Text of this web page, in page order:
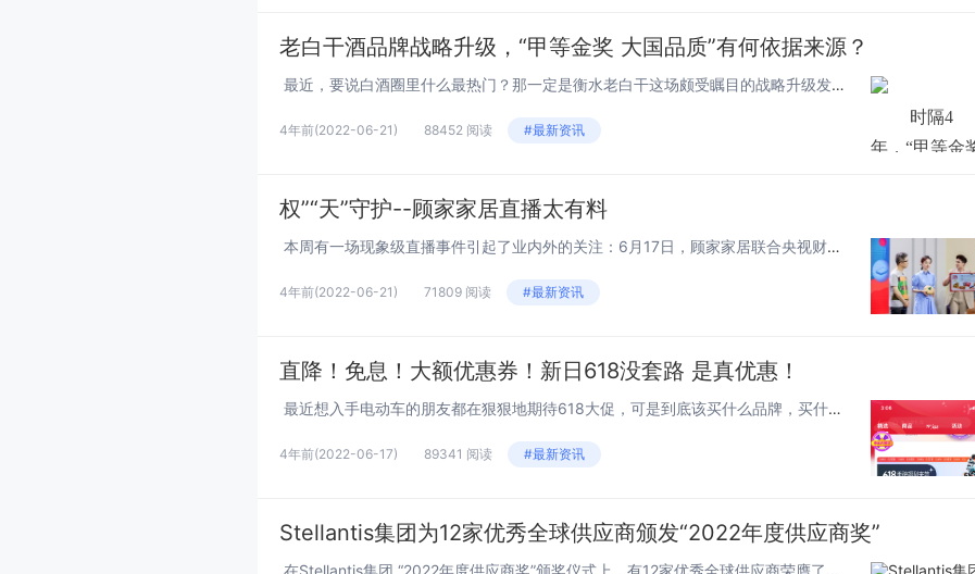
老白干酒品牌战略升级，“甲等金奖 大国品质”有何依据来源？
最近，要说白酒圈里什么最热门？那一定是衡水老白干这场颇受瞩目的战略升级发布会。 6月11日，高端白酒品牌衡水老白干在河北省会石家庄举办了一场极为隆重的“甲等金奖 大国品质”的品牌战略升级发布会。发布会现...
4年前(2022-06-21) 88452 阅读 #最新资讯
时隔4
年，“甲等金
老白干在
发布“喝老白
不上头”品牌
不上头、更
的白酒，而“甲
等金奖 大国
权”“天”守护--顾家家居直播太有料
本周有一场现象级直播事件引起了业内外的关注：6月17日，顾家家居联合央视财经开启了一场“颜选顾家，健康智造”的直播活动。播期间朱广权依旧妙语连珠、段子不断，在收获1863.5万超高的全网观看人数同时，更实现了近18000个订单转...
4年前(2022-06-21) 71809 阅读 #最新资讯
直降！免息！大额优惠券！新日618没套路 是真优惠！
最近想入手电动车的朋友都在狠狠地期待618大促，可是到底该买什么品牌，买什么款式的车型，怎么买会更划算……与其各种纠结，不如看看新日电动车，丰富的车型车款任意选择，购车直降、大额优惠券、分期免息、豪华礼赠，更是让你的购物体验疯狂...
4年前(2022-06-17) 89341 阅读 #最新资讯
Stellantis集团为12家优秀全球供应商颁发“2022年度供应商奖”
在Stellantis集团 “2022年度供应商奖”颁奖仪式上，有12家优秀全球供应商荣膺了集团颁发的九大类奖项Stellantis集团全球执委会成员、集团采购及供应链执行副总裁毕高诚（Maxime Picat）对获奖供应商为S...